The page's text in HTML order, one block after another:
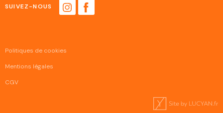
SUIVEZ-NOUS
Politiques de cookies
Mentions légales
CGV